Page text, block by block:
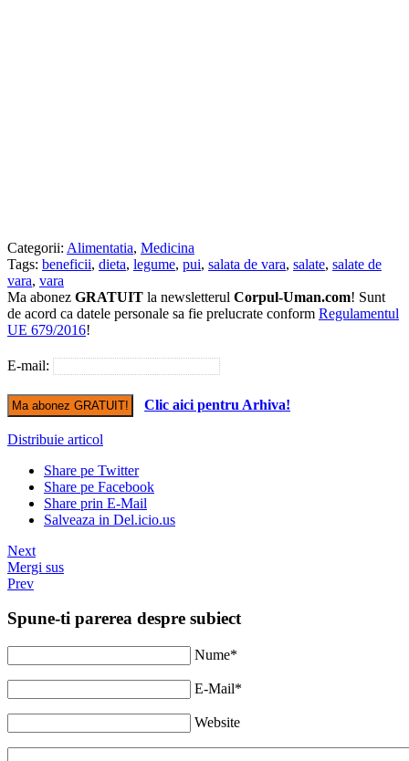
Categorii: Alimentatia, Medicina
Tags: beneficii, dieta, legume, pui, salata de vara, salate, salate de
vara, vara
Ma abonez GRATUIT la newsletterul Corpul-Uman.com! Sunt
de acord ca datele personale sa fie prelucrate conform Regulamentul
UE 679/2016!
E-mail:
Clic aici pentru Arhiva!
Distribuie articol
Share pe Twitter
Share pe Facebook
Share prin E-Mail
Salveaza in Del.icio.us
Next
Mergi sus
Prev
Spune-ti parerea despre subiect
Nume*
E-Mail*
Website